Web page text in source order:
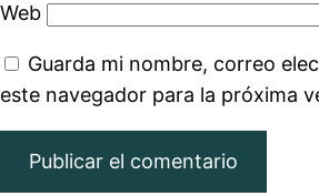
Web
Guarda mi nombre, correo
este navegador para la próxima